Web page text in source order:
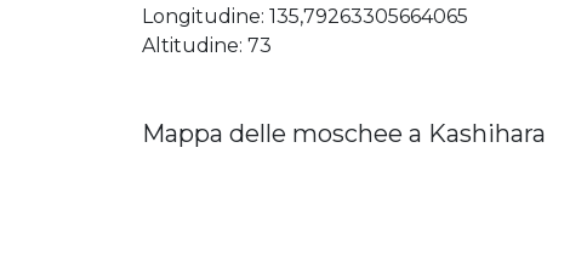
Longitudine: 135,79263305664065
Altitudine: 73
Mappa delle moschee a Kashihara